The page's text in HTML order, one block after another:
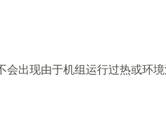
出现由于机组运行过热或环境